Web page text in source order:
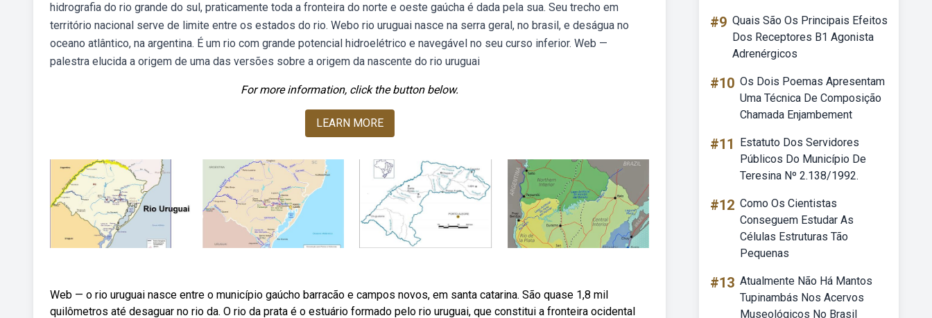
hidrografia do rio grande do sul, praticamente toda a fronteira do norte e oeste gaúcha é dada pela sua. Seu trecho em
território nacional serve de limite entre os estados do rio. Webo rio uruguai nasce na serra geral, no brasil, e deságua no
oceano atlântico, na argentina. É um rio com grande potencial hidroelétrico e navegável no seu curso inferior. Web —
palestra elucida a origem de uma das versões sobre a origem da nascente do rio uruguai
For more information, click the button below.
LEARN MORE
Web — o rio uruguai nasce entre o município gaúcho barracão e campos novos, em santa catarina. São quase 1,8 mil
quilômetros até desaguar no rio da. O rio da prata é o estuário formado pelo rio uruguai, que constitui a fronteira ocidental
#9 Quais São Os Principais Efeitos
Dos Receptores B1 Agonista
Adrenérgicos
#10 Os Dois Poemas Apresentam
Uma Técnica De Composição
Chamada Enjambement
#11
Estatuto Dos Servidores
Públicos Do Município De
Teresina Nº 2.138/1992.
#12 Como Os Cientistas
Conseguem Estudar As
Células Estruturas Tão
Pequenas
#13 Atualmente Não Há Mantos
Tupinambás Nos Acervos
Museológicos No Brasil